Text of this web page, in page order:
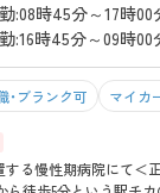
:08時45分～17時00
:16時45分～09時00
・ブランク可 マイカ
る慢性期病院にて＜